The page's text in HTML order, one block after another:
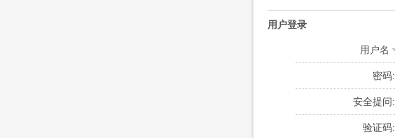
用户登录
用户名
密码:
安全提问:
验证码: